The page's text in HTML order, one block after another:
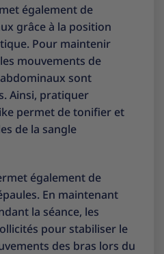
également de
grâce à la position
Pour maintenir
mouvements de
sont
Ainsi, pratiquer
permet de tonifier et
de la sangle
également de
En maintenant
la séance, les
pour stabiliser le
des bras lors du